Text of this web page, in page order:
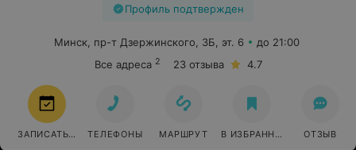
Профиль подтвержден
Минск, пр-т Дзержинского, 3Б, эт. 6
до 21:00
Все адреса 2 23 отзыва 4.7
ЗАПИСАТЬСЯ ТЕЛЕФОНЫ МАРШРУТ В ИЗБРАННОЕ ОТЗЫВ